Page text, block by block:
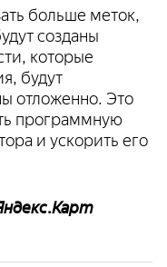
больше меток,
созданы
которые
будут
отложенно. Это
программную
и ускорить его